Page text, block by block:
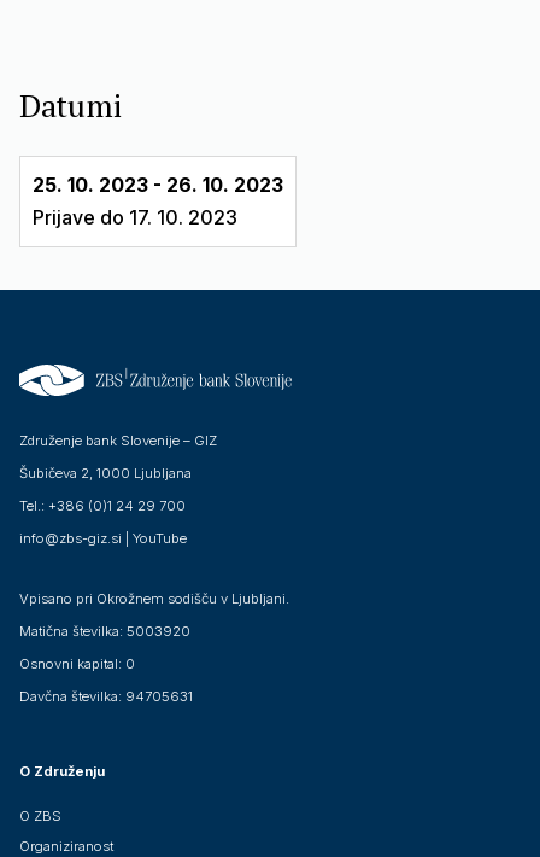
Datumi
25. 10. 2023 - 26. 10. 2023
Prijave do 17. 10. 2023
Združenje bank Slovenije – GIZ
Šubičeva 2, 1000 Ljubljana
Tel.: +386 (0)1 24 29 700
info@zbs-giz.si
YouTube
Vpisano pri Okrožnem sodišču v Ljubljani.
Matična številka: 5003920
Osnovni kapital: 0
Davčna številka: 94705631
O Združenju
O ZBS
Organiziranost